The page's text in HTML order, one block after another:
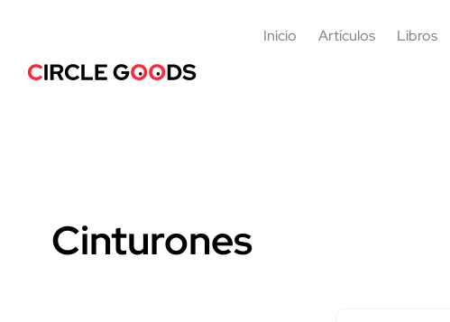
Inicio Artículos Libros
Cinturones